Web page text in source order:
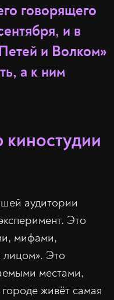
говорящего
и в
и Волком»
а к ним
аудитории
Это
мифами,
лицом». Это
местами,
живёт самая